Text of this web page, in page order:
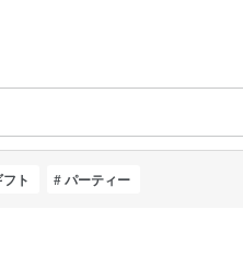
フト パーティー